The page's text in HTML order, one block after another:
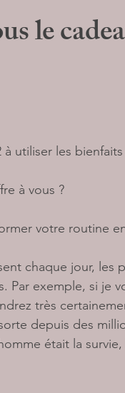
le
utiliser les
à vous ?
votre routine
chaque jour, les
Par exemple, si je
très
depuis des
était la